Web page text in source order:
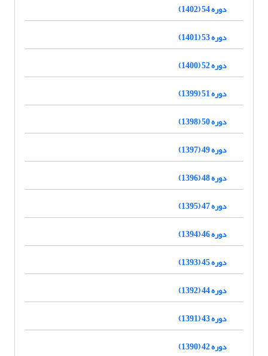
دوره 54 (1402)
دوره 53 (1401)
دوره 52 (1400)
دوره 51 (1399)
دوره 50 (1398)
دوره 49 (1397)
دوره 48 (1396)
دوره 47 (1395)
دوره 46 (1394)
دوره 45 (1393)
دوره 44 (1392)
دوره 43 (1391)
دوره 42 (1390)